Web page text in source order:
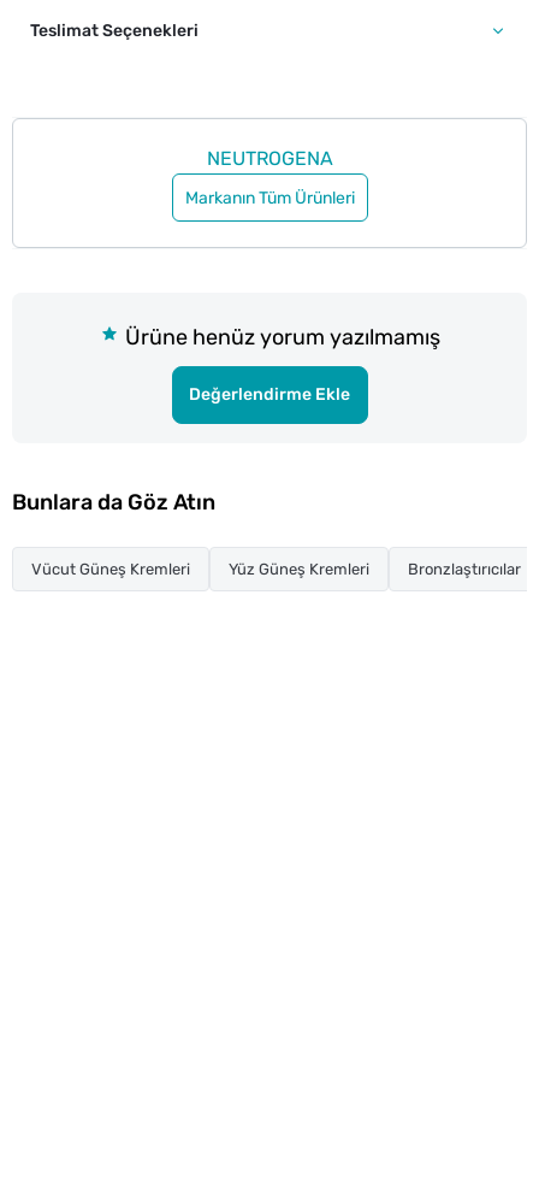
Teslimat Seçenekleri
NEUTROGENA
Markanın Tüm Ürünleri
Ürüne henüz yorum yazılmamış
Değerlendirme Ekle
Bunlara da Göz Atın
Vücut Güneş Kremleri Yüz Güneş Kremleri Bronzlaştırıcılar